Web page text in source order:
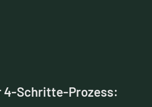
4-Schritte-Prozess: